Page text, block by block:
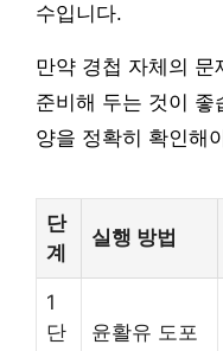
수입니다.
만약 경첩 자체의 문
준비해 두는 것이 좋
양을 정확히 확인해
단
계
실행 방법
1
단
윤활유 도포